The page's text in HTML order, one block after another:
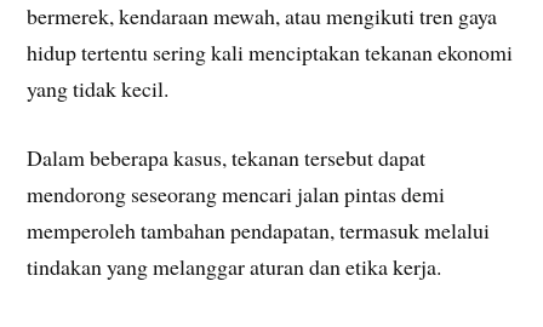
bermerek, kendaraan mewah, atau mengikuti tren gaya
hidup tertentu sering kali menciptakan tekanan ekonomi
yang tidak kecil.
Dalam beberapa kasus, tekanan tersebut dapat
mendorong seseorang mencari jalan pintas demi
memperoleh tambahan pendapatan, termasuk melalui
tindakan yang melanggar aturan dan etika kerja.